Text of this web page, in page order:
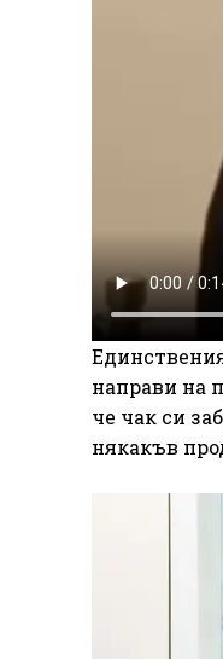
направи на
че чак си
някакъв